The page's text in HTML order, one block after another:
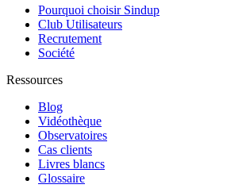
Pourquoi choisir Sindup
Club Utilisateurs
Recrutement
Société
Ressources
Blog
Vidéothèque
Observatoires
Cas clients
Livres blancs
Glossaire